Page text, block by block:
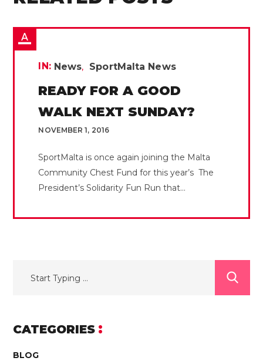
IN: News SportMalta News
READY FOR A GOOD
WALK NEXT SUNDAY?
NOVEMBER 1, 2016
SportMalta is once again joining the Malta
Community Chest Fund for this year’s The
President’s Solidarity Fun Run that...
CATEGORIES
BLOG